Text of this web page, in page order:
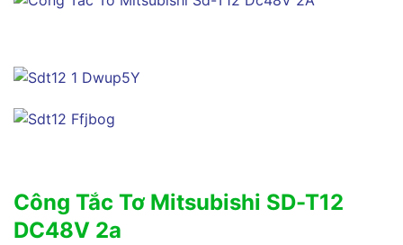
Công Tắc Tơ Mitsubishi SD-T12
DC48V 2a